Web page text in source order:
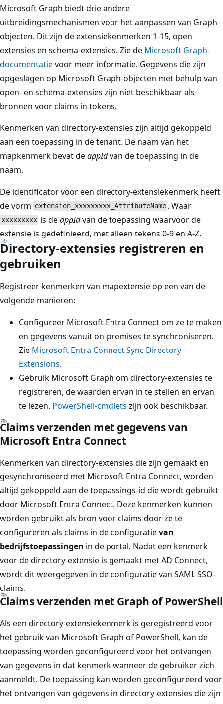
Microsoft Graph biedt drie andere
uitbreidingsmechanismen voor het aanpassen van Graph-
objecten. Dit zijn de extensiekenmerken 1-15, open
extensies en schema-extensies. Zie de Microsoft Graph-
documentatievoor meer informatie. Gegevens die zijn
opgeslagen op Microsoft Graph-objecten met behulp van
open- en schema-extensies zijn niet beschikbaar als
bronnen voor claims in tokens.
Kenmerken van directory-extensies zijn altijd gekoppeld
aan een toepassing in de tenant. De naam van het
mapkenmerk bevat deappIdvan de toepassing in de
naam.
De identificator voor een directory-extensiekenmerk heeft
de vorm extension_xxxxxxxxx_AttributeName . Waar
xxxxxxxxx is deappIdvan de toepassing waarvoor de
extensie is gedefinieerd, met alleen tekens 0-9 en A-Z.
Directory-extensies registreren en
gebruiken
Registreer kenmerken van mapextensie op een van de
volgende manieren:
Configureer Microsoft Entra Connect om ze te maken
en gegevens vanuit on-premises te synchroniseren.
Zie Microsoft Entra Connect Sync Directory
Extensions.
Gebruik Microsoft Graph om directory-extensies te
registreren, de waarden ervan in te stellen en ervan
te lezen. PowerShell-cmdlets zijn ook beschikbaar.
Claims verzenden met gegevens van
Microsoft Entra Connect
Kenmerken van directory-extensies die zijn gemaakt en
gesynchroniseerd met Microsoft Entra Connect, worden
altijd gekoppeld aan de toepassings-id die wordt gebruikt
door Microsoft Entra Connect. Deze kenmerken kunnen
worden gebruikt als bron voor claims door ze te
configureren als claims in de configuratievan
bedrijfstoepassingen in de portal. Nadat een kenmerk
voor de directory-extensie is gemaakt met AD Connect,
wordt dit weergegeven in de configuratie van SAML SSO-
claims.
Claims verzenden met Graph of PowerShell
Als een directory-extensiekenmerk is geregistreerd voor
het gebruik van Microsoft Graph of PowerShell, kan de
toepassing worden geconfigureerd voor het ontvangen
van gegevens in dat kenmerk wanneer de gebruiker zich
aanmeldt. De toepassing kan worden geconfigureerd voor
het ontvangen van gegevens in directory-extensies die zijn